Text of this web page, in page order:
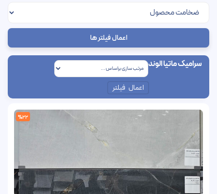
اعمال فیلتر ها
سرامیک ماتیا الوند
اعمال فیلتر
%22